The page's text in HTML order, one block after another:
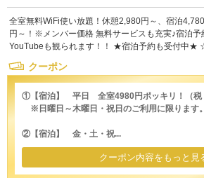
全室無料WiFi使い放題！休憩2,980円～、宿泊
円～！※メンバー価格 無料サービスも充実♪宿泊予
YouTubeも観られます！！ ★宿泊予約も受付中★
クーポン
①【宿泊】 平日 全室4980円ポッキリ！（税
※日曜日～木曜日・祝日のご利用に限ります。
②【宿泊】 金・土・祝...
クーポン内容をもっと見